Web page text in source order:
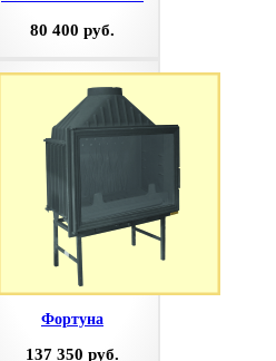
80 400 руб.
Фортуна
137 350 руб.